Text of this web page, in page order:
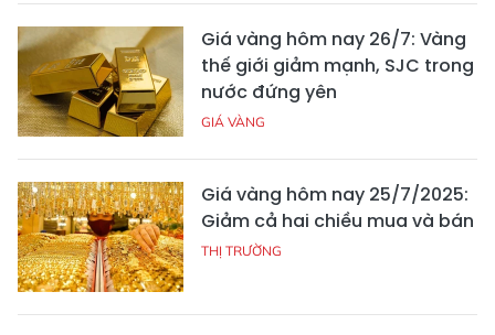
Giá vàng hôm nay 26/7: Vàng
thế giới giảm mạnh, SJC trong
nước đứng yên
GIÁ VÀNG
Giá vàng hôm nay 25/7/2025:
Giảm cả hai chiều mua và bán
THỊ TRƯỜNG